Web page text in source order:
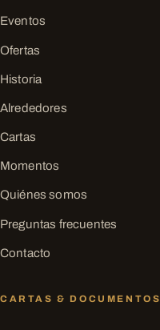
Eventos
Ofertas
Historia
Alrededores
Cartas
Momentos
Quiénes somos
Preguntas frecuentes
Contacto
CARTAS & DOCUMENTOS